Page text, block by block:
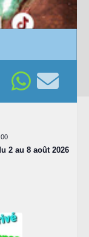
2 au 8 août 2026